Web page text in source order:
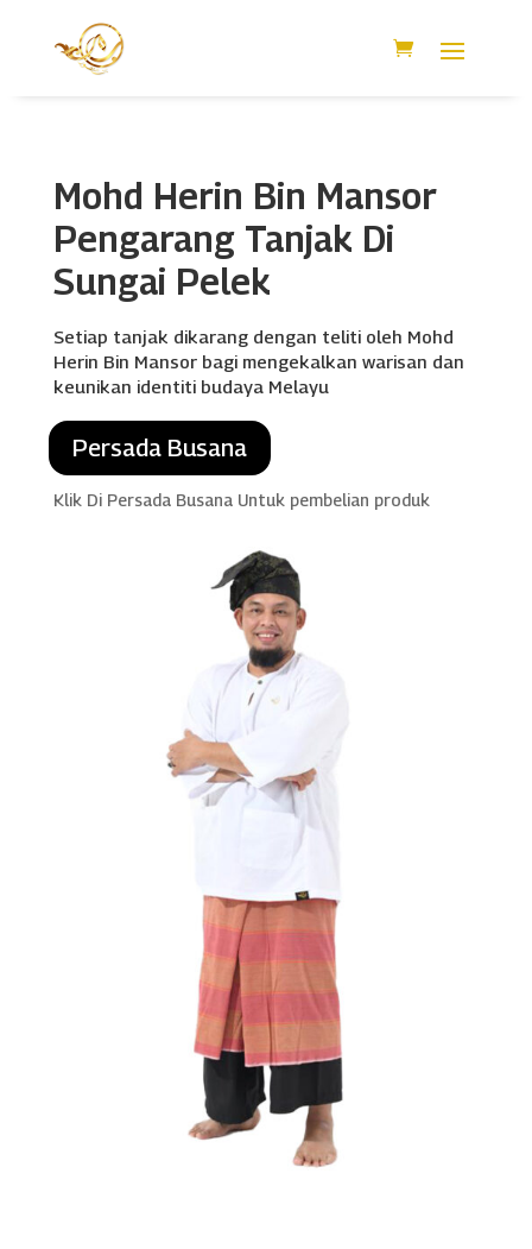
Mohd Herin Bin Mansor
Pengarang Tanjak Di
Sungai Pelek
Setiap tanjak dikarang dengan teliti oleh Mohd
Herin Bin Mansor bagi mengekalkan warisan dan
keunikan identiti budaya Melayu
Persada Busana
Klik Di Persada Busana Untuk pembelian produk